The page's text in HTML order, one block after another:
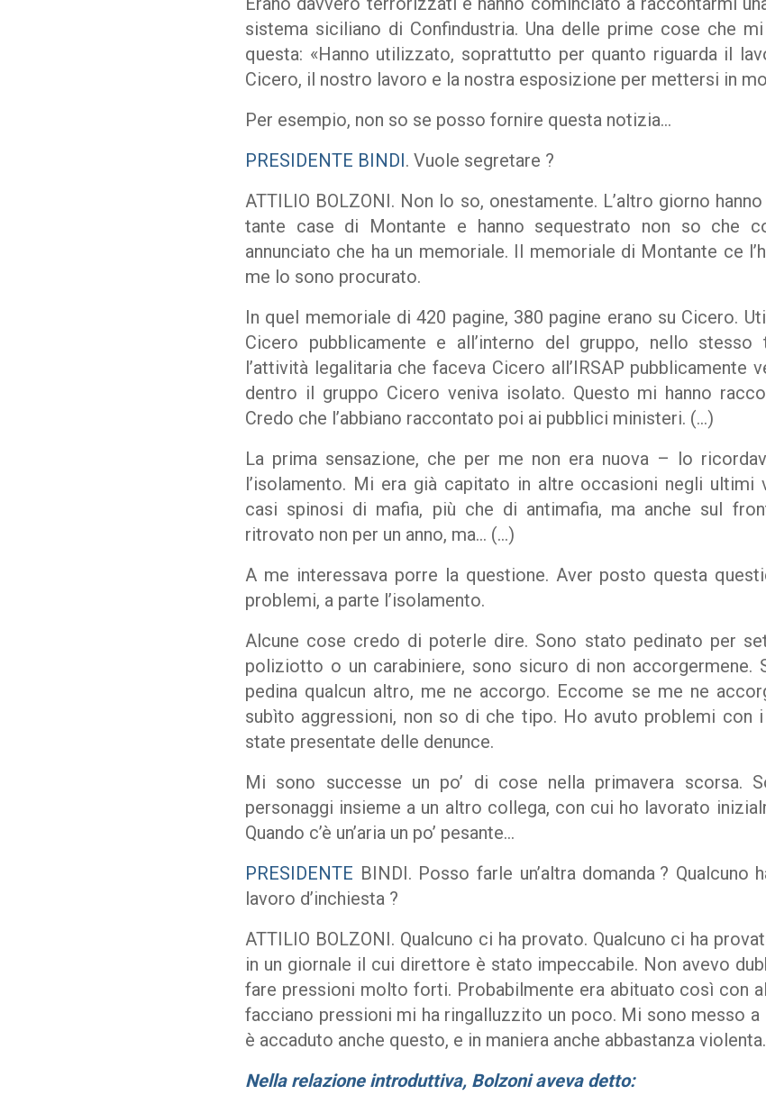
sistema siciliano di Confindustria. Una delle prime cose che
questa: «Hanno utilizzato, soprattutto per quanto riguarda il
Cicero, il nostro lavoro e la nostra esposizione per mettersi in
Per esempio, non so se posso fornire questa notizia…
PRESIDENTE BINDI. Vuole segretare ?
ATTILIO BOLZONI. Non lo so, onestamente. L’altro giorno
tante case di Montante e hanno sequestrato non so che
annunciato che ha un memoriale. Il memoriale di Montante ce
me lo sono procurato.
In quel memoriale di 420 pagine, 380 pagine erano su Cicero.
Cicero pubblicamente e all’interno del gruppo, nello
l’attività legalitaria che faceva Cicero all’IRSAP pubblicamente
dentro il gruppo Cicero veniva isolato. Questo mi hanno
Credo che l’abbiano raccontato poi ai pubblici ministeri. (…)
La prima sensazione, che per me non era nuova – lo
l’isolamento. Mi era già capitato in altre occasioni negli ultimi
casi spinosi di mafia, più che di antimafia, ma anche sul
ritrovato non per un anno, ma… (…)
A me interessava porre la questione. Aver posto questa
problemi, a parte l’isolamento.
Alcune cose credo di poterle dire. Sono stato pedinato per
poliziotto o un carabiniere, sono sicuro di non accorgermene.
pedina qualcun altro, me ne accorgo. Eccome se me ne
subìto aggressioni, non so di che tipo. Ho avuto problemi con
state presentate delle denunce.
Mi sono successe un po’ di cose nella primavera scorsa.
personaggi insieme a un altro collega, con cui ho lavorato
Quando c’è un’aria un po’ pesante…
PRESIDENTE BINDI. Posso farle un’altra domanda ?
lavoro d’inchiesta ?
ATTILIO BOLZONI. Qualcuno ci ha provato. Qualcuno ci ha
in un giornale il cui direttore è stato impeccabile. Non avevo
fare pressioni molto forti. Probabilmente era abituato così con
facciano pressioni mi ha ringalluzzito un poco. Mi sono messo
è accaduto anche questo, e in maniera anche abbastanza violenta.
Nella relazione introduttiva, Bolzoni aveva detto: